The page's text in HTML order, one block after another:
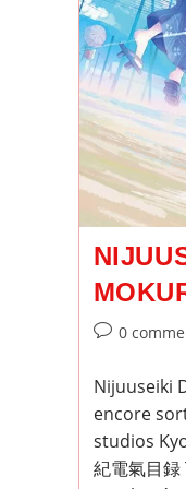
la
publication :
0
Nijuuseiki
encore
studios
紀電氣目